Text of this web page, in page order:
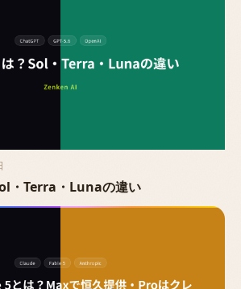
・Terra・Lunaの違い